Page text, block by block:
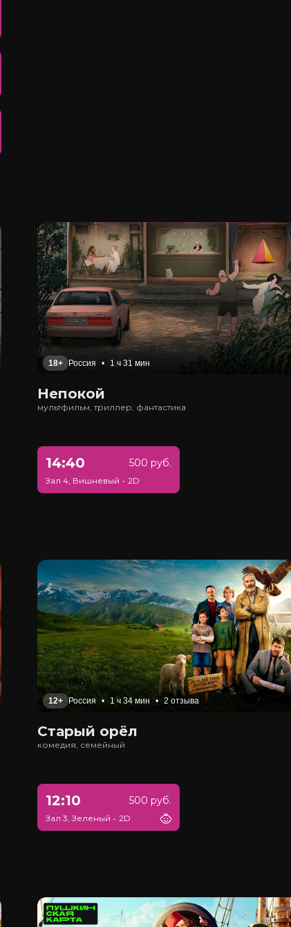
18+ Россия • 1 ч 31 мин
Непокой
мультфильм, триллер, фантастика
14:40 500 руб.
Зал 4, Вишневый • 2D
12+ Россия • 1 ч 34 мин • 2 отзыва
Старый орёл
комедия, семейный
12:10 500 руб.
Зал 3, Зеленый • 2D